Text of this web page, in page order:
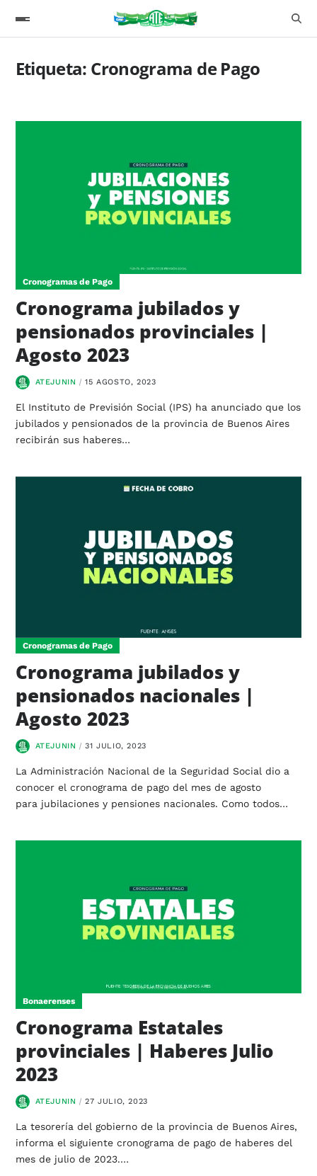
Etiqueta: Cronograma de Pago
Cronogramas de Pago
Cronograma jubilados y
pensionados provinciales |
Agosto 2023
ATEJUNIN 15 AGOSTO, 2023
El Instituto de Previsión Social (IPS) ha anunciado que los
jubilados y pensionados de la provincia de Buenos Aires
recibirán sus haberes…
Cronogramas de Pago
Cronograma jubilados y
pensionados nacionales |
Agosto 2023
ATEJUNIN 31 JULIO, 2023
La Administración Nacional de la Seguridad Social dio a
conocer el cronograma de pago del mes de agosto
para jubilaciones y pensiones nacionales. Como todos…
Bonaerenses
Cronograma Estatales
provinciales | Haberes Julio
2023
ATEJUNIN 27 JULIO, 2023
La tesorería del gobierno de la provincia de Buenos Aires,
informa el siguiente cronograma de pago de haberes del
mes de julio de 2023.…